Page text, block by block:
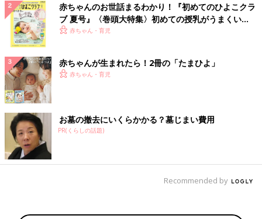
よしもとクリエイティブ・エージェンシー所属／夫婦お笑いコン
ビ「夫婦のじかん」の嫁担当。イラストレーターとしても活動
中。相方は元・トンファー山西章博。息子（2018.3生）と夫との
3人暮らし。2019年3月にコミックエッセイ「母ハハハ！」
（PARCO出版）を発売。
赤ちゃんのお世話まるわかり！『初めてのひよこクラ
ブ 夏号』〈巻頭大特集〉初めての授乳がうまくい
く！ おっぱい・ミルクの基本と夏のトラブル 解決テ
赤ちゃん・育児
赤ちゃんが生まれたら！2冊の「たまひよ」
赤ちゃん・育児
お墓の撤去にいくらかかる？墓じまい費用
PR(くらしの話題)
Recommended by